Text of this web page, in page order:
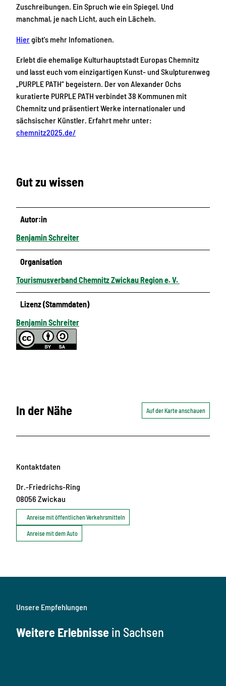
Zuschreibungen. Ein Spruch wie ein Spiegel. Und
manchmal, je nach Licht, auch ein Lächeln.
Hiergibt's mehr Infomationen.
Erlebt die ehemalige Kulturhauptstadt Europas Chemnitz
und lasst euch vom einzigartigen Kunst- und Skulpturenweg
„PURPLE PATH“ begeistern. Der von Alexander Ochs
kuratierte PURPLE PATH verbindet 38 Kommunen mit
Chemnitz und präsentiert Werke internationaler und
sächsischer Künstler. Erfahrt mehr unter:
chemnitz2025.de/
Gut zu wissen
Autor:in
Benjamin Schreiter
Organisation
Tourismusverband Chemnitz Zwickau Region e. V.
Lizenz (Stammdaten)
Benjamin Schreiter
In der Nähe Auf der Karte anschauen
Kontaktdaten
Dr.-Friedrichs-Ring
08056 Zwickau
Anreise mit öffentlichen Verkehrsmitteln
Anreise mit dem Auto
Unsere Empfehlungen
Weitere Erlebnisse in Sachsen